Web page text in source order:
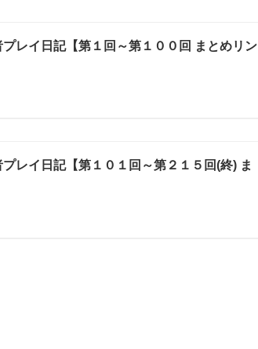
レイ日記【第１回～第１００回 まとめリン
レイ日記【第１０１回～第２１５回(終) ま